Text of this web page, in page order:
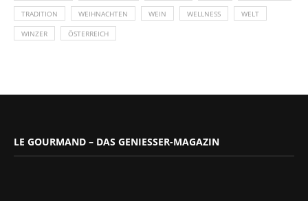
TRADITION WEIHNACHTEN WEIN WELLNESS WELT
WINZER ÖSTERREICH
LE GOURMAND – DAS GENIESSER-MAGAZIN